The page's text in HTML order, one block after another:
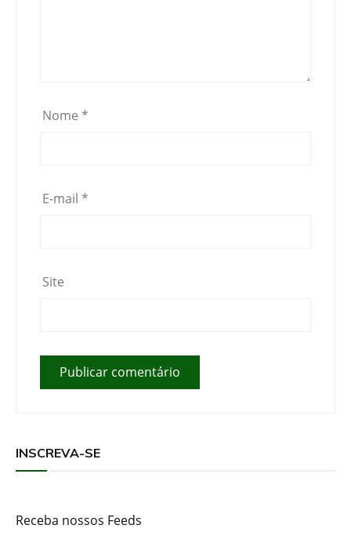
Nome *
E-mail *
Site
INSCREVA-SE
Receba nossos Feeds